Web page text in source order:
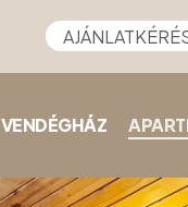
VENDÉGHÁZ